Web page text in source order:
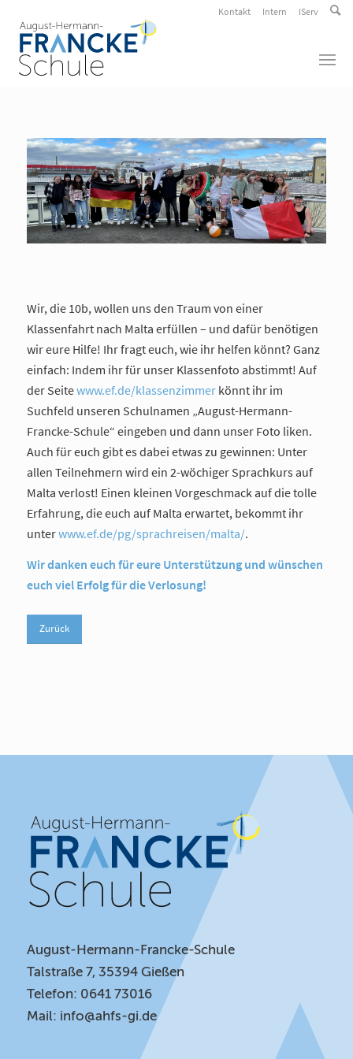
Kontakt Intern IServ
Wir, die 10b, wollen uns den Traum von einer
Klassenfahrt nach Malta erfüllen – und dafür benötigen
wir eure Hilfe! Ihr fragt euch, wie ihr helfen könnt? Ganz
einfach: Indem ihr für unser Klassenfoto abstimmt! Auf
der Seitewww.ef.de/klassenzimmerkönnt ihr im
Suchfeld unseren Schulnamen „August-Hermann-
Francke-Schule“ eingeben und dann unser Foto liken.
Auch für euch gibt es dabei etwas zu gewinnen: Unter
allen Teilnehmern wird ein 2-wöchiger Sprachkurs auf
Malta verlost! Einen kleinen Vorgeschmack auf die tolle
Erfahrung, die euch auf Malta erwartet, bekommt ihr
unterwww.ef.de/pg/sprachreisen/malta/.
Wir danken euch für eure Unterstützung und wünschen
euch viel Erfolg für die Verlosung!
Zurück
August-Hermann-Francke-Schule
Talstraße 7, 35394 Gießen
Telefon: 0641 73016
Mail: info@ahfs-gi.de